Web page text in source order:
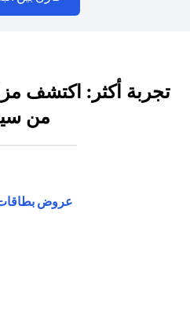
تجربة أكثر: اكتشف
من
عروض بطاقات